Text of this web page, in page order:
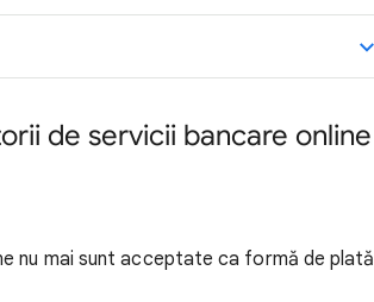
de servicii bancare online
nu mai sunt acceptate ca formă de plată